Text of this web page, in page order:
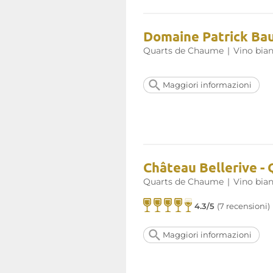
volta sono spesso elogiativi.
rimane molto accessibile.
Domaine Patrick
Quarts de Chaume | Vino
Maggiori informazioni
Château Bellerive -
Quarts de Chaume | Vino
4.3/5 (7 recensioni)
Maggiori informazioni